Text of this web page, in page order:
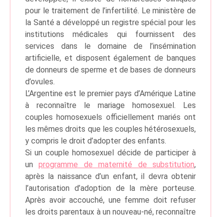
pour le traitement de l’infertilité. Le ministère de
la Santé a développé un registre spécial pour les
institutions médicales qui fournissent des
services dans le domaine de l’insémination
artificielle, et disposent également de banques
de donneurs de sperme et de bases de donneurs
d’ovules.
L’Argentine est le premier pays d’Amérique Latine
à reconnaître le mariage homosexuel. Les
couples homosexuels officiellement mariés ont
les mêmes droits que les couples hétérosexuels,
y compris le droit d’adopter des enfants.
Si un couple homosexuel décide de participer à
unprogramme de maternité de substitution,
après la naissance d’un enfant, il devra obtenir
l’autorisation d’adoption de la mère porteuse.
Après avoir accouché, une femme doit refuser
les droits parentaux à un nouveau-né, reconnaître